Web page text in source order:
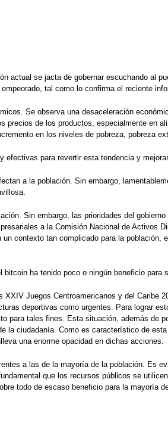
actual se jacta de gobernar escuchando al
tal como lo confirma el reciente
Se observa una desaceleración
precios de los productos, especialmente en
en los niveles de pobreza, pobreza
para revertir esta tendencia y
a la población. Sin embargo,
Sin embargo, las prioridades del
a la Comisión Nacional de Activos
contexto tan complicado para la población,
ha tenido poco o ningún beneficio para
Juegos Centroamericanos y del Caribe
deportivas como urgentes. Para lograr
para tales fines. Esta situación, además de
la ciudadanía. Como es característico de
una enorme opacidad en dichas acciones.
a las de la mayoría de la población. Es
que los recursos públicos se
todo de escaso beneficio para la mayoría